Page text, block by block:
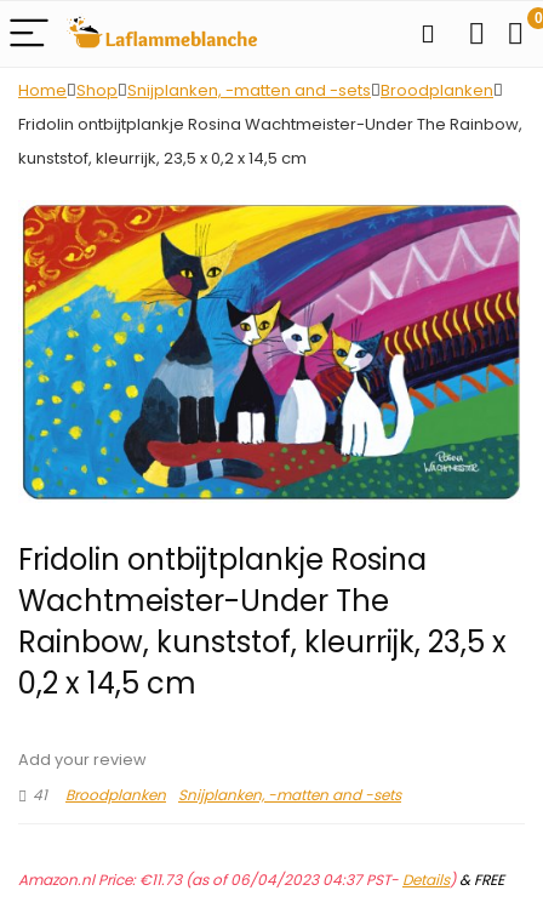
0
Home Shop Snijplanken, -matten and -sets Broodplanken
Fridolin ontbijtplankje Rosina Wachtmeister-Under The Rainbow,
kunststof, kleurrijk, 23,5 x 0,2 x 14,5 cm
Fridolin ontbijtplankje Rosina
Wachtmeister-Under The
Rainbow, kunststof, kleurrijk, 23,5 x
0,2 x 14,5 cm
Add your review
41
Broodplanken Snijplanken, -matten and -sets
Amazon.nl Price:€11.73(as of 06/04/2023 04:37 PST- Details)&FREE